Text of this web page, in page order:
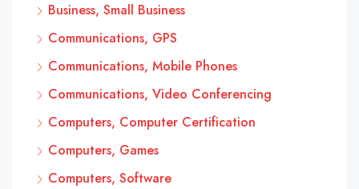
Business, Small Business
Communications, GPS
Communications, Mobile Phones
Communications, Video Conferencing
Computers, Computer Certification
Computers, Games
Computers, Software